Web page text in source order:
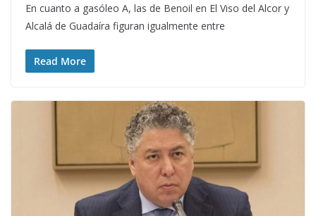
En cuanto a gasóleo A, las de Benoil en El Viso del Alcor y
Alcalá de Guadaíra figuran igualmente entre
Read More